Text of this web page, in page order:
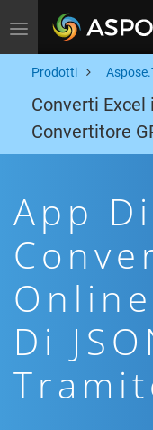
Toggle navigation
Prodotti
Converti Excel
Convertitore
App Di
Di